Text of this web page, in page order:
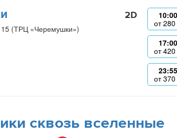
(ТРЦ «Черемушки»)
2D
10:00
от280
17:00
от420
23:55
от370
сквозь вселенные